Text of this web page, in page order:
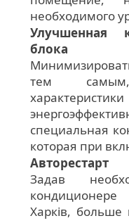
необходимого
Улучшенная
блока
тем
специальная
которая при
Авторестарт
Задав
кондиционере
Харків,